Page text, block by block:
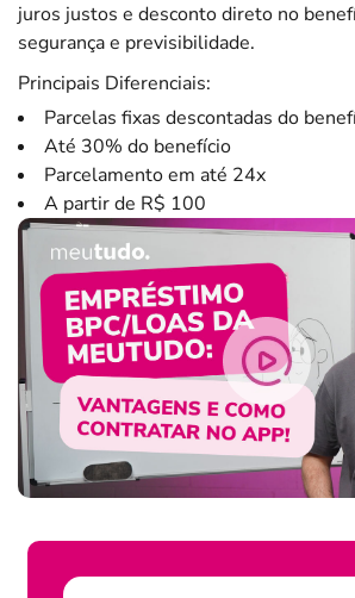
juros justos e desconto direto no
segurança e previsibilidade.
Principais Diferenciais:
Parcelas fixas descontadas do
Até 30% do benefício
Parcelamento em até 24x
A partir de R$ 100